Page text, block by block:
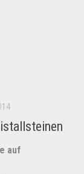
auf